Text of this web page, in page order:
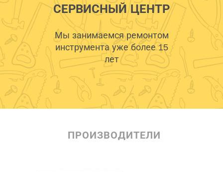
СЕРВИСНЫЙ ЦЕНТР
Мы занимаемся ремонтом
инструмента уже более 15
лет
ПРОИЗВОДИТЕЛИ